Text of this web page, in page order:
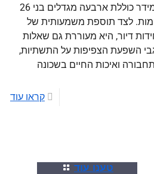
עמידר כוללת ארבעה מגדלים בני 26
לצד תוספת משמעותית של
דיור, היא מעוררת גם שאלות
השפעת הצפיפות על התשתיות,
ואיכות החיים בשכונה
קראו עוד
טענו עוד